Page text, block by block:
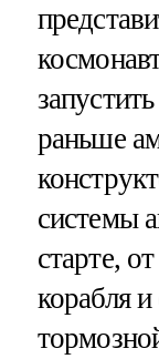
раньше
системы
старте,
корабля